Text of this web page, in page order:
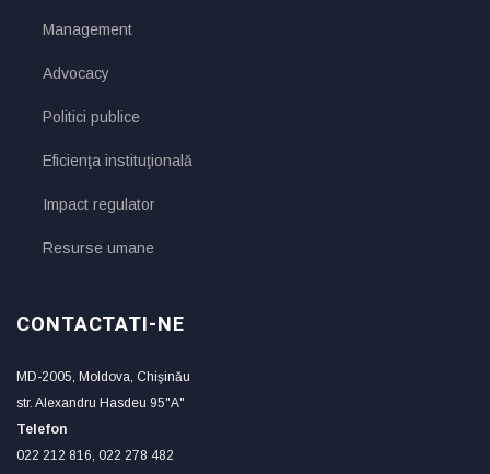
Management
Advocacy
Politici publice
Eficienţa instituţională
Impact regulator
Resurse umane
CONTACTATI-NE
MD-2005, Moldova, Chişinău
str. Alexandru Hasdeu 95"A"
Telefon
022 212 816, 022 278 482